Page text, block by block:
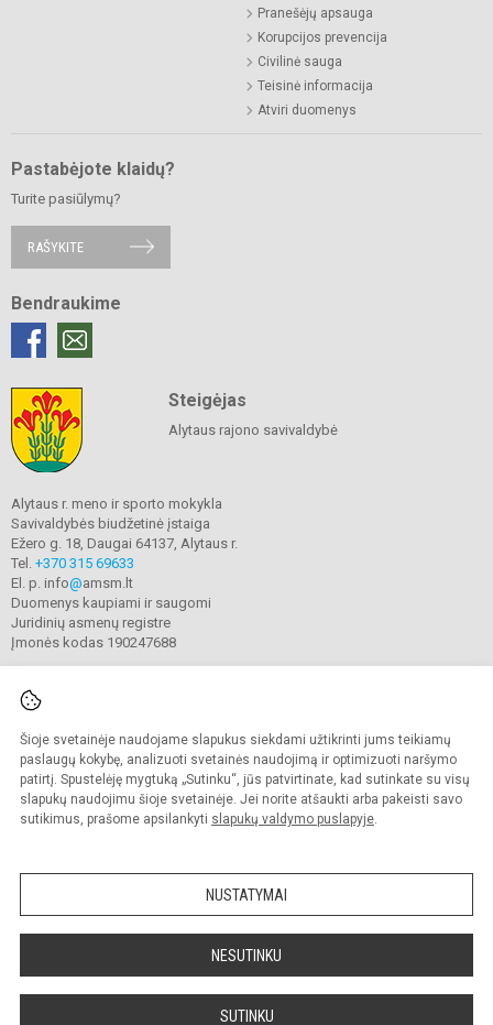
Šioje svetainėje naudojame slapukus siekdami užtikrinti jums teikiamų
paslaugų kokybę, analizuoti svetainės naudojimą ir optimizuoti naršymo
patirtį. Spustelėję mygtuką „Sutinku“, jūs patvirtinate, kad sutinkate su visų
slapukų naudojimu šioje svetainėje. Jei norite atšaukti arba pakeisti savo
sutikimus, prašome apsilankyti slapukų valdymo puslapyje.
NUSTATYMAI
NESUTINKU
SUTINKU
Pranešėjų apsauga
Korupcijos prevencija
Civilinė sauga
Teisinė informacija
Atviri duomenys
Pastabėjote klaidų?
Turite pasiūlymų?
RAŠYKITE
Bendraukime
Steigėjas
Alytaus rajono savivaldybė
Alytaus r. meno ir sporto mokykla
Savivaldybės biudžetinė įstaiga
Ežero g. 18, Daugai 64137, Alytaus r.
Tel. +370 315 69633
El. p. info@amsm.lt
Duomenys kaupiami ir saugomi
Juridinių asmenų registre
Įmonės kodas 190247688
© 2020. Alytaus r. meno ir sporto mokykla. Visos teisės saugomos.
Kopijuoti turinį be raštiško mokyklos sutikimo griežtai draudžiama.
Prieinamumo paraiška Slapukų valdymas
Sumanus būdas atnaujinti